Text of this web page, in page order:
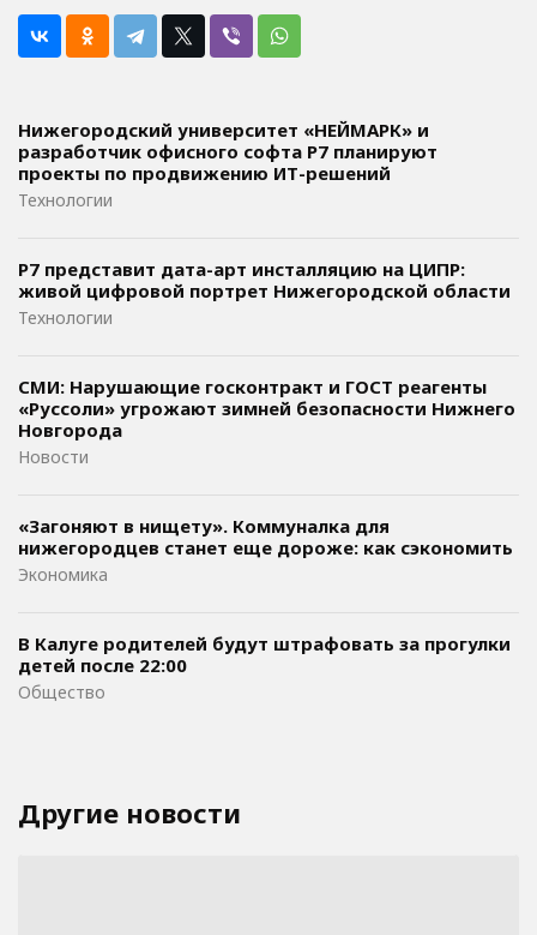
Нижегородский университет «НЕЙМАРК» и
разработчик офисного софта P7 планируют
проекты по продвижению ИТ-решений
Технологии
Р7 представит дата-арт инсталляцию на ЦИПР:
живой цифровой портрет Нижегородской области
Технологии
СМИ: Нарушающие госконтракт и ГОСТ реагенты
«Руссоли» угрожают зимней безопасности Нижнего
Новгорода
Новости
«Загоняют в нищету». Коммуналка для
нижегородцев станет еще дороже: как сэкономить
Экономика
В Калуге родителей будут штрафовать за прогулки
детей после 22:00
Общество
Другие новости